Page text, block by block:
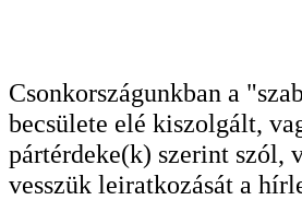
Csonkországunkban a
becsülete elé kiszolgált,
pártérdeke(k) szerint szól,
vesszük leiratkozását a